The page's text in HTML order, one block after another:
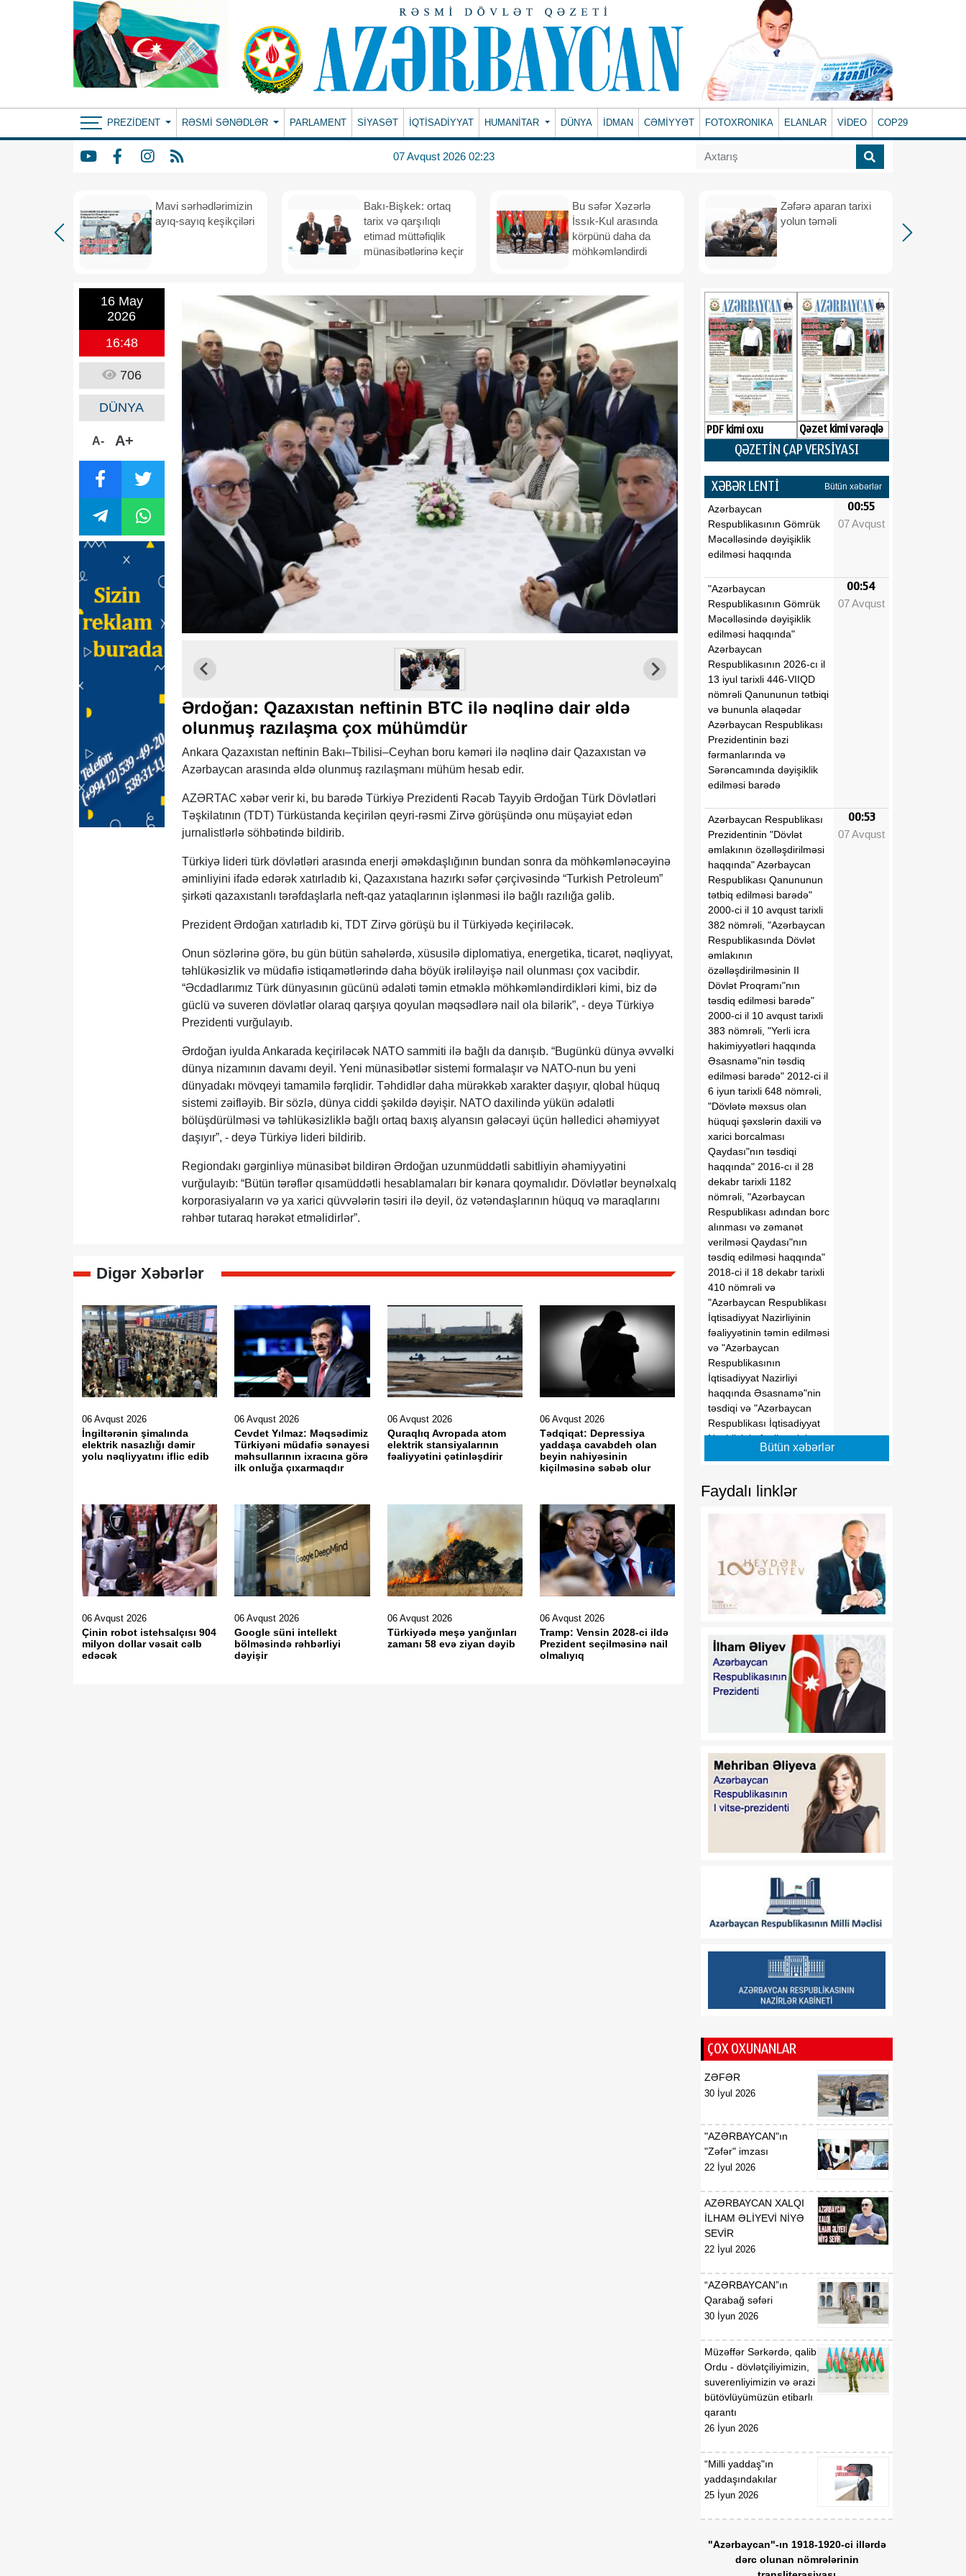
PREZIDENT RƏSMI SƏNƏDLƏR PARLAMENT SİYASƏT İQTİSADİYYAT HUMANITAR DÜNYA İDMAN CƏMİYYƏT FOTOXRONIKA ELANLAR VİDEO COP29
07 Avqust 2026 02:23
Mavi sərhədlərimizin
ayıq-sayıq keşikçiləri
Bakı-Bişkek: ortaq
tarix və qarşılıqlı
etimad müttəfiqlik
münasibətlərinə keçir
Bu səfər Xəzərlə
İssık-Kul arasında
körpünü daha da
möhkəmləndirdi
Zəfərə aparan tarixi
yolun təməli
16 May
2026
16:48
706
DÜNYA
A- A+
Ərdoğan: Qazaxıstan neftinin BTC ilə nəqlinə dair əldə
olunmuş razılaşma çox mühümdür
Ankara Qazaxıstan neftinin Bakı–Tbilisi–Ceyhan boru kəməri ilə nəqlinə dair Qazaxıstan və
Azərbaycan arasında əldə olunmuş razılaşmanı mühüm hesab edir.
AZƏRTAC xəbər verir ki, bu barədə Türkiyə Prezidenti Rəcəb Tayyib Ərdoğan Türk Dövlətləri
Təşkilatının (TDT) Türküstanda keçirilən qeyri-rəsmi Zirvə görüşündə onu müşayiət edən
jurnalistlərlə söhbətində bildirib.
Türkiyə lideri türk dövlətləri arasında enerji əməkdaşlığının bundan sonra da möhkəmlənəcəyinə
əminliyini ifadə edərək xatırladıb ki, Qazaxıstana hazırkı səfər çərçivəsində “Turkish Petroleum”
şirkəti qazaxıstanlı tərəfdaşlarla neft-qaz yataqlarının işlənməsi ilə bağlı razılığa gəlib.
Prezident Ərdoğan xatırladıb ki, TDT Zirvə görüşü bu il Türkiyədə keçiriləcək.
Onun sözlərinə görə, bu gün bütün sahələrdə, xüsusilə diplomatiya, energetika, ticarət, nəqliyyat,
təhlükəsizlik və müdafiə istiqamətlərində daha böyük irəliləyişə nail olunması çox vacibdir.
“Əcdadlarımız Türk dünyasının gücünü ədaləti təmin etməklə möhkəmləndirdikləri kimi, biz də
güclü və suveren dövlətlər olaraq qarşıya qoyulan məqsədlərə nail ola bilərik”, - deyə Türkiyə
Prezidenti vurğulayıb.
Ərdoğan iyulda Ankarada keçiriləcək NATO sammiti ilə bağlı da danışıb. “Bugünkü dünya əvvəlki
dünya nizamının davamı deyil. Yeni münasibətlər sistemi formalaşır və NATO-nun bu yeni
dünyadakı mövqeyi tamamilə fərqlidir. Təhdidlər daha mürəkkəb xarakter daşıyır, qlobal hüquq
sistemi zəifləyib. Bir sözlə, dünya ciddi şəkildə dəyişir. NATO daxilində yükün ədalətli
bölüşdürülməsi və təhlükəsizliklə bağlı ortaq baxış alyansın gələcəyi üçün həlledici əhəmiyyət
daşıyır”, - deyə Türkiyə lideri bildirib.
Regiondakı gərginliyə münasibət bildirən Ərdoğan uzunmüddətli sabitliyin əhəmiyyətini
vurğulayıb: “Bütün tərəflər qısamüddətli hesablamaları bir kənara qoymalıdır. Dövlətlər beynəlxalq
korporasiyaların və ya xarici qüvvələrin təsiri ilə deyil, öz vətəndaşlarının hüquq və maraqlarını
rəhbər tutaraq hərəkət etməlidirlər”.
Digər Xəbərlər
06 Avqust 2026
İngiltərənin şimalında
elektrik nasazlığı dəmir
yolu nəqliyyatını iflic edib
06 Avqust 2026
Cevdet Yılmaz: Məqsədimiz
Türkiyəni müdafiə sənayesi
məhsullarının ixracına görə
ilk onluğa çıxarmaqdır
06 Avqust 2026
Quraqlıq Avropada atom
elektrik stansiyalarının
fəaliyyətini çətinləşdirir
06 Avqust 2026
Tədqiqat: Depressiya
yaddaşa cavabdeh olan
beyin nahiyəsinin
kiçilməsinə səbəb olur
06 Avqust 2026
Çinin robot istehsalçısı 904
milyon dollar vəsait cəlb
edəcək
06 Avqust 2026
Google süni intellekt
bölməsində rəhbərliyi
dəyişir
06 Avqust 2026
Türkiyədə meşə yanğınları
zamanı 58 evə ziyan dəyib
06 Avqust 2026
Tramp: Vensin 2028-ci ildə
Prezident seçilməsinə nail
olmalıyıq
PDF kimi oxu Qəzet kimi vərəqlə
QƏZETİN ÇAP VERSİYASI
XƏBƏR LENTİ Bütün xəbərlər
Azərbaycan
Respublikasının Gömrük
Məcəlləsində dəyişiklik
edilməsi haqqında
00:55
07 Avqust
"Azərbaycan
Respublikasının Gömrük
Məcəlləsində dəyişiklik
edilməsi haqqında"
Azərbaycan
Respublikasının 2026-cı il
13 iyul tarixli 446-VIIQD
nömrəli Qanununun tətbiqi
və bununla əlaqədar
Azərbaycan Respublikası
Prezidentinin bəzi
fərmanlarında və
Sərəncamında dəyişiklik
edilməsi barədə
00:54
07 Avqust
Azərbaycan Respublikası
Prezidentinin "Dövlət
əmlakının özəlləşdirilməsi
haqqında" Azərbaycan
Respublikası Qanununun
tətbiq edilməsi barədə"
2000-ci il 10 avqust tarixli
382 nömrəli, "Azərbaycan
Respublikasında Dövlət
əmlakının
özəlləşdirilməsinin II
Dövlət Proqramı"nın
təsdiq edilməsi barədə"
2000-ci il 10 avqust tarixli
383 nömrəli, "Yerli icra
hakimiyyətləri haqqında
Əsasnamə"nin təsdiq
edilməsi barədə" 2012-ci il
6 iyun tarixli 648 nömrəli,
"Dövlətə məxsus olan
hüquqi şəxslərin daxili və
xarici borcalması
Qaydası"nın təsdiqi
haqqında" 2016-cı il 28
dekabr tarixli 1182
nömrəli, "Azərbaycan
Respublikası adından borc
alınması və zəmanət
verilməsi Qaydası"nın
təsdiq edilməsi haqqında"
2018-ci il 18 dekabr tarixli
410 nömrəli və
"Azərbaycan Respublikası
İqtisadiyyat Nazirliyinin
fəaliyyətinin təmin edilməsi
və "Azərbaycan
Respublikasının
İqtisadiyyat Nazirliyi
haqqında Əsasnamə"nin
təsdiqi və "Azərbaycan
Respublikası İqtisadiyyat
Nazirliyinin fəaliyyətinin
təmin edilməsi və
İqtisadi İnkişaf Nazirliyinin
fəaliyyətinin
təkmilləşdirilməsi ilə bağlı
Prezidentinin 2006-cı il 28
dekabr tarixli 504 nömrəli
Fərmanında dəyişikliklər
edilməsi barədə"
Prezidentinin 2014-cü il 20
fevral tarixli 111 nömrəli
Fərmanında dəyişiklik
edilməsi haqqında"
Azərbaycan Respublikası
Prezidentinin 2019-cu il 30
dekabr tarixli 911 nömrəli
edilməsi barədə" 2020-ci il
12 may tarixli 1017
nömrəli fərmanlarında
dəyişiklik edilməsi
haqqında
00:53
07 Avqust
B.Ə.Aslanbəylinin "Şöhrət"
00:52
F.N.İsmayılovun
Azərbaycan
yanında daimi
nümayəndəsi təyin
edilməsi haqqında
07 Avqust
Azərbaycan
Respublikasının UNESCO
nümayəndəsi vəzifəsindən
geri çağırılması haqqında
07 Avqust
F.N.İsmayılovun
Azərbaycan
Respublikasının Avropa
nümayəndəsi vəzifəsindən
geri çağırılması haqqında
07 Avqust
Azərbaycan Respublikası
Respublikasının Kosmik
Agentliyi (Azərkosmos)"
publik hüquqi şəxsin
yaradılması haqqında"
1326 nömrəli,
"Azərbaycan Nəqliyyat və
Kommunikasiya Holdinqi
(AZCON)" publik hüquqi
şəxsin Nizamnaməsinin
təsdiqi və bununla
tənzimlənməsi haqqında"
2025-ci il 15 yanvar tarixli
286 nömrəli fərmanlarında
və "Azərbaycan Hava
Yolları" Qapalı Səhmdar
haqqında" 2008-ci il 16
aprel tarixli 2761 nömrəli,
00:48
Bütün xəbərlər
Faydalı linklər
ÇOX OXUNANLAR
ZƏFƏR
30 İyul 2026
"AZƏRBAYCAN"ın
"Zəfər" imzası
22 İyul 2026
AZƏRBAYCAN XALQI
İLHAM ƏLİYEVİ NİYƏ
SEVİR
22 İyul 2026
“AZƏRBAYCAN”ın
Qarabağ səfəri
30 İyun 2026
Müzəffər Sərkərdə, qalib
Ordu - dövlətçiliyimizin,
suverenliyimizin və ərazi
bütövlüyümüzün etibarlı
qarantı
26 İyun 2026
“Milli yaddaş"ın
yaddaşındakılar
25 İyun 2026
"Azərbaycan"-ın 1918-1920-ci illərdə
dərc olunan nömrələrinin